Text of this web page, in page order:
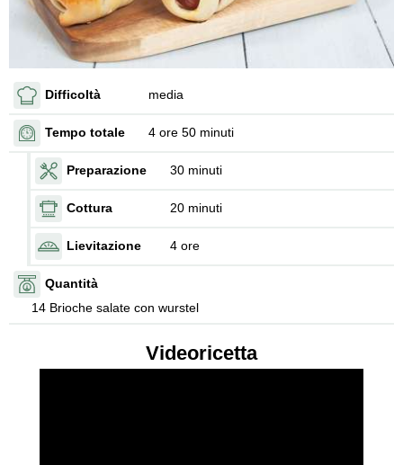
Difficoltà media
Tempo totale 4 ore 50 minuti
Preparazione 30 minuti
Cottura 20 minuti
Lievitazione 4 ore
Quantità
14 Brioche salate con wurstel
Videoricetta